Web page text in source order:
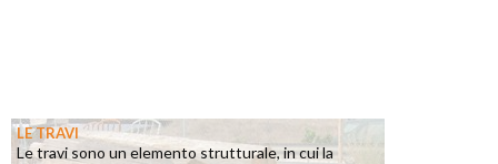
LE TRAVI
Le travi sono un elemento strutturale, in cui la